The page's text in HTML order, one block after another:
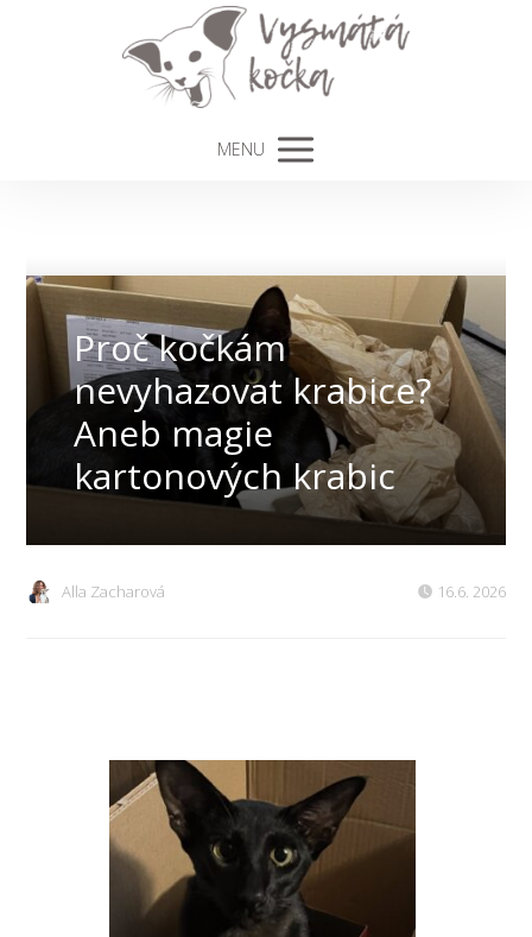
MENU
Proč kočkám
nevyhazovat krabice?
Aneb magie
kartonových krabic
Alla Zacharová 16.6. 2026